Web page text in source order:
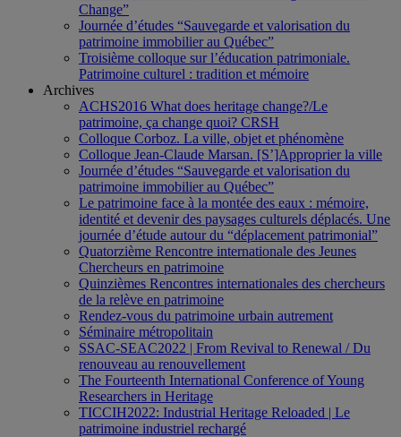
Change”
Journée d’études “Sauvegarde et valorisation du
patrimoine immobilier au Québec”
Troisième colloque sur l’éducation patrimoniale.
Patrimoine culturel : tradition et mémoire
Archives
ACHS2016 What does heritage change?/Le
patrimoine, ça change quoi? CRSH
Colloque Corboz. La ville, objet et phénomène
Colloque Jean-Claude Marsan. [S’]Approprier la ville
Journée d’études “Sauvegarde et valorisation du
patrimoine immobilier au Québec”
Le patrimoine face à la montée des eaux : mémoire,
identité et devenir des paysages culturels déplacés. Une
journée d’étude autour du “déplacement patrimonial”
Quatorzième Rencontre internationale des Jeunes
Chercheurs en patrimoine
Quinzièmes Rencontres internationales des chercheurs
de la relève en patrimoine
Rendez-vous du patrimoine urbain autrement
Séminaire métropolitain
SSAC-SEAC2022 | From Revival to Renewal / Du
renouveau au renouvellement
The Fourteenth International Conference of Young
Researchers in Heritage
TICCIH2022: Industrial Heritage Reloaded | Le
patrimoine industriel rechargé